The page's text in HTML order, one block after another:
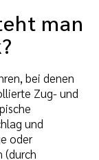
man
bei denen
Zug- und
und
oder
(durch